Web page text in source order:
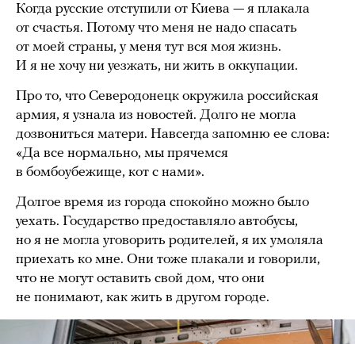
Когда русские отступили от Киева — я плакала
от счастья. Потому что меня не надо спасать
от моей страны, у меня тут вся моя жизнь.
И я не хочу ни уезжать, ни жить в оккупации.
Про то, что Северодонецк окружила российская
армия, я узнала из новостей. Долго не могла
дозвониться матери. Навсегда запомню ее слова:
«Да все нормально, мы прячемся
в бомбоубежище, кот с нами».
Долгое время из города спокойно можно было
уехать. Государство предоставляло автобусы,
но я не могла уговорить родителей, я их умоляла
приехать ко мне. Они тоже плакали и говорили,
что не могут оставить свой дом, что они
не понимают, как жить в другом городе.